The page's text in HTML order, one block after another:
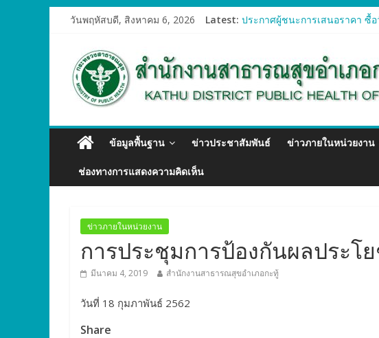
วันพฤหัสบดี, สิงหาคม 6, 2026 Latest: ประกาศผู้ชนะการเสนอราคา ซื้อ
ประกาศผู้ชนะการเสนอรา ซื้อวัส
ประกาศผู้ชนะการเสนอราคา ซื้อ
ข้อมูลพื้นฐาน ข่าวประชาสัมพันธ์ ข่าวภายในหน่วยงาน
ช่องทางการแสดงความคิดเห็น
ข่าวภายในหน่วยงาน
การประชุมการป้องกันผลประ
มีนาคม 4, 2019 สำนักงานสาธารณสุขอำเภอกะทู้
วันที่ 18 กุมภาพันธ์ 2562
Share